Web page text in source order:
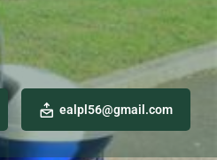
ealpl56@gmail.com